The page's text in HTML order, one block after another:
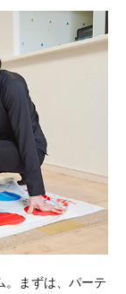
。まずは、パーテ